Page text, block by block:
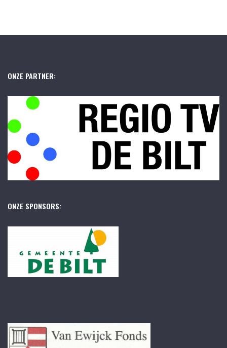
ONZE PARTNER:
ONZE SPONSORS: